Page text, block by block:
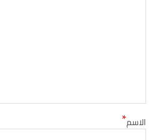
الاسم*